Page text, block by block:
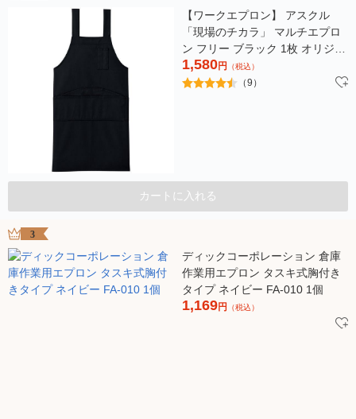
【ワークエプロン】 アスクル
「現場のチカラ」 マルチエプロ
ン フリー ブラック 1枚 オリジナ
ル
1,580円 （税込）
（9）
カートに入れる
3
ディックコーポレーション 倉庫
作業用エプロン タスキ式胸付き
タイプ ネイビー FA-010 1個
1,169円 （税込）